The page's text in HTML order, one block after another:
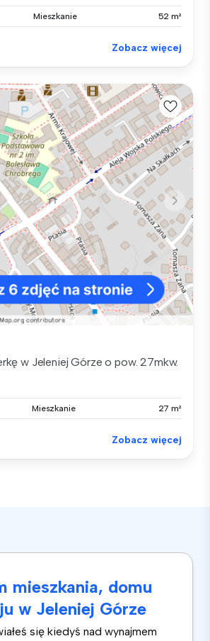
Mieszkanie 52 m²
Zobacz więcej
w Jeleniej Górze o pow. 27mkw.
Mieszkanie 27 m²
Zobacz więcej
mieszkania, domu
w Jeleniej Górze
się kiedyś nad wynajmem